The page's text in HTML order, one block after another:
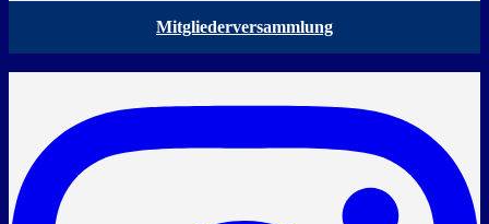
Mitgliederversammlung